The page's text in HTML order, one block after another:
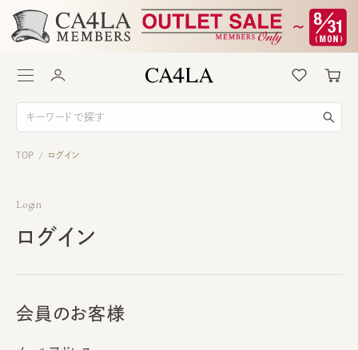
TOP / ログイン
Login
ログイン
会員のお客様